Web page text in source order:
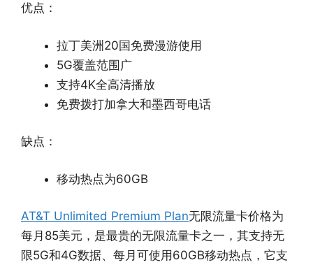
优点：
拉丁美洲20国免费漫游使用
5G覆盖范围广
支持4K全高清播放
免费拨打加拿大和墨西哥电话
缺点：
移动热点为60GB
AT&T Unlimited Premium Plan无限流量卡价格为
每月85美元，是最贵的无限流量卡之一，其支持无
限5G和4G数据、每月可使用60GB移动热点，它支